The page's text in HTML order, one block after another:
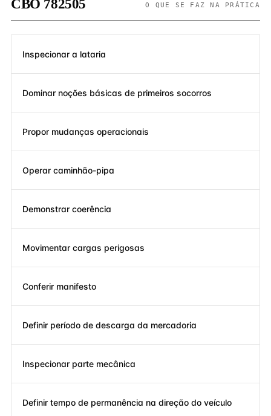
CBO 782505 O QUE SE FAZ NA PRÁTICA
Inspecionar a lataria
Dominar noções básicas de primeiros socorros
Propor mudanças operacionais
Operar caminhão-pipa
Demonstrar coerência
Movimentar cargas perigosas
Conferir manifesto
Definir período de descarga da mercadoria
Inspecionar parte mecânica
Definir tempo de permanência na direção do veículo